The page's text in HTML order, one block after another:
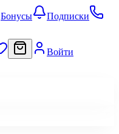
Бонусы
Подписки
Войти